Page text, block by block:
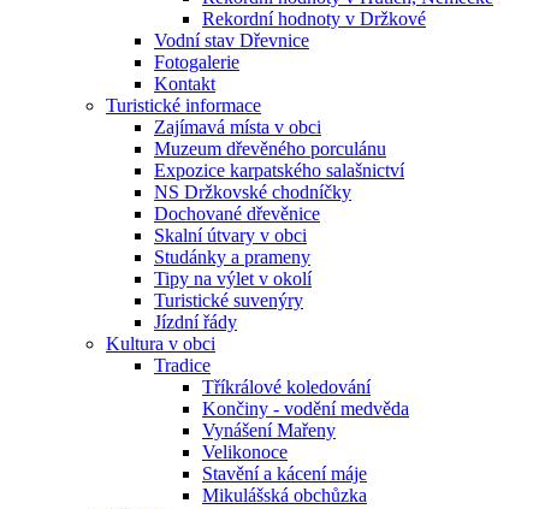
Rekordní hodnoty v Držkové
Vodní stav Dřevnice
Fotogalerie
Kontakt
Turistické informace
Zajímavá místa v obci
Muzeum dřevěného porculánu
Expozice karpatského salašnictví
NS Držkovské chodníčky
Dochované dřevěnice
Skalní útvary v obci
Studánky a prameny
Tipy na výlet v okolí
Turistické suvenýry
Jízdní řády
Kultura v obci
Tradice
Tříkrálové koledování
Končiny - vodění medvěda
Vynášení Mařeny
Velikonoce
Stavění a kácení máje
Mikulášská obchůzka